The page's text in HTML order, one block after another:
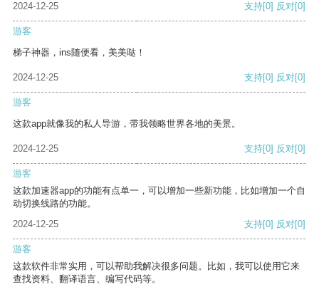
2024-12-25 支持[0] 反对[0]
游客
梯子神器，ins随便看，美美哒！
2024-12-25 支持[0] 反对[0]
游客
这款app就像我的私人导游，带我领略世界各地的美景。
2024-12-25 支持[0] 反对[0]
游客
这款加速器app的功能有点单一，可以增加一些新功能，比如增加一个自
动切换线路的功能。
2024-12-25
支持[0] 反对[0]
游客
这款软件非常实用，可以帮助我解决很多问题。比如，我可以使用它来
查找资料、翻译语言、编写代码等。